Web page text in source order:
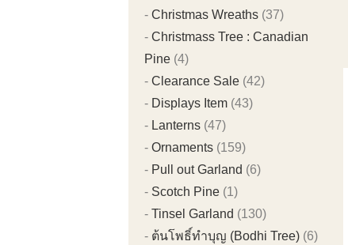
Christmas Wreaths (37)
Christmass Tree : Canadian
Pine (4)
Clearance Sale (42)
Displays Item (43)
Lanterns (47)
Ornaments (159)
Pull out Garland (6)
Scotch Pine (1)
Tinsel Garland (130)
ต้นโพธิ์ทำบุญ (Bodhi Tree) (6)